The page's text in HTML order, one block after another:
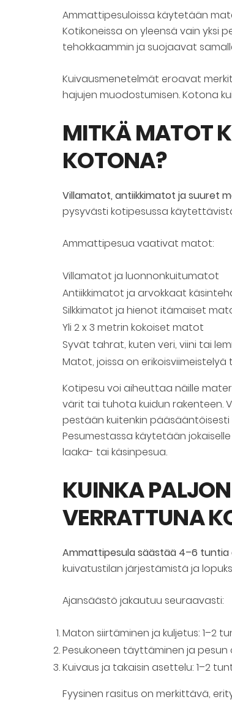
Ammattipesuloissa käytetään
Kotikoneissa on yleensä vain yksi
tehokkaammin ja suojaavat
Kuivausmenetelmät eroavat
hajujen muodostumisen. Kotona
MITKÄ MATOT
KOTONA?
Villamatot, antiikkimatot ja suuret
pysyvästi kotipesussa
Ammattipesua vaativat matot:
Villamatot ja luonnonkuitumatot
Antiikkimatot ja arvokkaat
Silkkimatot ja hienot itämaiset
Yli 2 x 3 metrin kokoiset matot
Syvät tahrat, kuten veri, viini tai
Matot, joissa on erikoisviimeistelyä
Kotipesu voi aiheuttaa näille
värit tai tuhota kuidun rakenteen.
pestään kuitenkin
Pesumestassa käytetään
laaka- tai käsinpesua.
KUINKA
VERRATTUNA
Ammattipesula säästää 4–6 tuntia
kuivatustilan järjestämistä ja
Ajansäästö jakautuu seuraavasti:
Maton siirtäminen ja kuljetus: 1–2
Pesukoneen täyttäminen ja
Kuivaus ja takaisin asettelu: 1–2
Fyysinen rasitus on merkittävä,